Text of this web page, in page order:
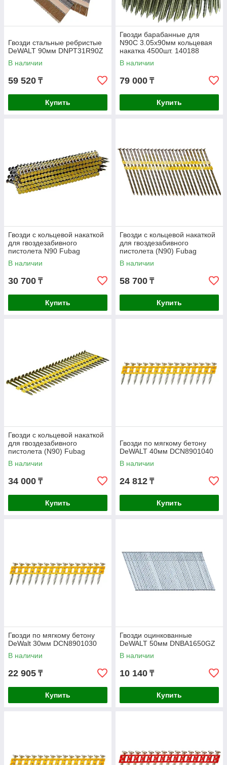
Гвозди стальные ребристые
DeWALT 90мм DNPT31R90Z
В наличии
59 520 ₸
Купить
Гвозди барабанные для
N90C 3.05x90мм кольцевая
накатка 4500шт. 140188
В наличии
79 000 ₸
Купить
Гвозди с кольцевой накаткой
для гвоздезабивного
пистолета N90 Fubag
2.87х50мм 3000шт. 140171
В наличии
30 700 ₸
Купить
Гвозди с кольцевой накаткой
для гвоздезабивного
пистолета (N90) Fubag
3.05х90мм 3000шт. 140107
В наличии
58 700 ₸
Купить
Гвозди с кольцевой накаткой
для гвоздезабивного
пистолета (N90) Fubag
3.05х50мм 3000шт. 140151
В наличии
34 000 ₸
Купить
Гвозди по мягкому бетону
DeWALT 40мм DCN8901040
В наличии
24 812 ₸
Купить
Гвозди по мягкому бетону
DeWalt 30мм DCN8901030
В наличии
22 905 ₸
Купить
Гвозди оцинкованные
DeWALT 50мм DNBA1650GZ
В наличии
10 140 ₸
Купить